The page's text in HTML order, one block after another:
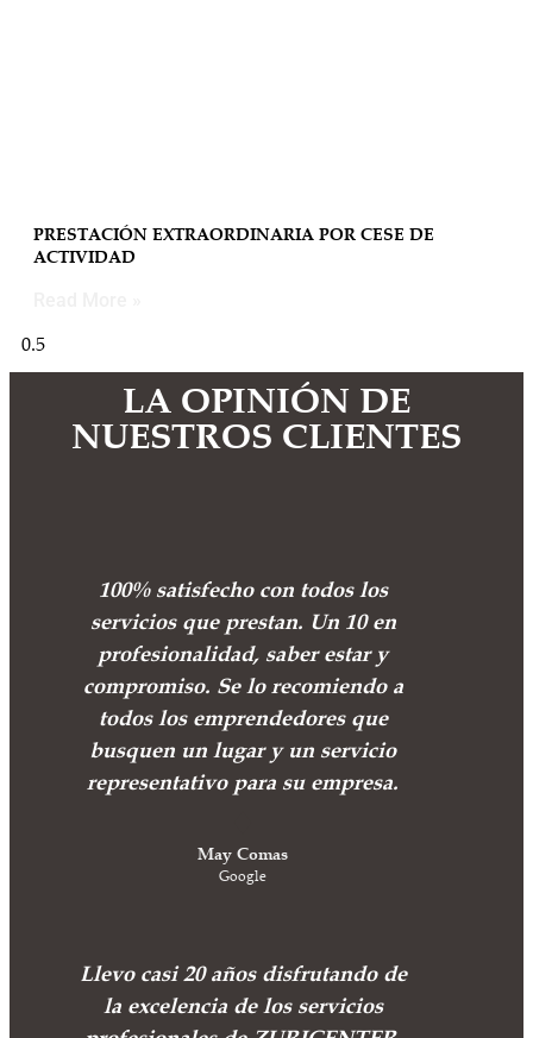
PRESTACIÓN EXTRAORDINARIA POR CESE DE
ACTIVIDAD
LA OPINIÓN DE
NUESTROS CLIENTES
100% satisfecho con todos los
servicios que prestan. Un 10 en
profesionalidad, saber estar y
compromiso. Se lo recomiendo a
todos los emprendedores que
busquen un lugar y un servicio
representativo para su empresa.
May Comas
Google
Llevo casi 20 años disfrutando de
la excelencia de los servicios